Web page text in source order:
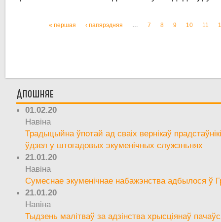
Старонкі
« першая ‹ папярэдняя … 7 8 9 10 11
Апошняе
01.02.20
Навіна
Традыцыйна ўпотай ад сваіх вернікаў
ўдзел у штогадовых экуменічных служэньнях
21.01.20
Навіна
Сумеснае экуменічнае набажэнства адбылося ў
21.01.20
Навіна
Тыдзень малітваў за адзінства хрысціянаў